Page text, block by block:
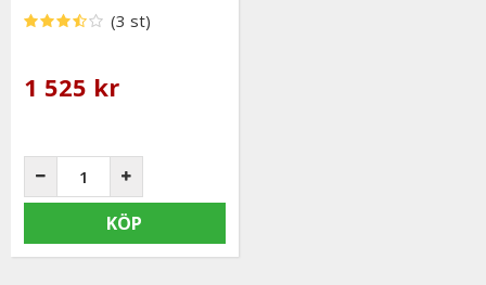
(3 st)
1 525 kr
KÖP